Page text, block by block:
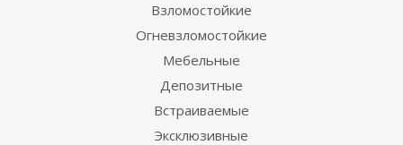
Взломостойкие
Огневзломостойкие
Мебельные
Депозитные
Встраиваемые
Эксклюзивные